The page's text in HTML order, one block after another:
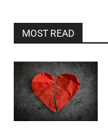
MOST READ